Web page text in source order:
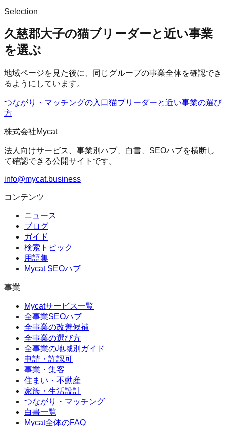
Selection
久慈郡大子の猫ブリーダーと近い事業
を選ぶ
地域ページを見た後に、同じグループの事業全体を確認でき
るようにしています。
つながり・マッチングの入口猫ブリーダーと近い事業の選び
方
株式会社Mycat
法人向けサービス、事業別ハブ、白書、SEOハブを横断し
て確認できる公開サイトです。
info@mycat.business
コンテンツ
ニュース
ブログ
ガイド
検索トピック
用語集
Mycat SEOハブ
事業
Mycatサービス一覧
全事業SEOハブ
全事業の改善候補
全事業の選び方
全事業の地域別ガイド
申請・許認可
事業・集客
住まい・不動産
家族・生活設計
つながり・マッチング
白書一覧
Mycat全体のFAQ